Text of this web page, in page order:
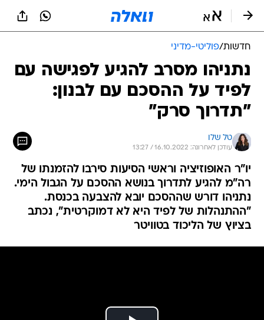
חדשות/פוליטי-מדיני
נתניהו מסרב להגיע לפגישה עם
לפיד על ההסכם עם לבנון:
"תדרוך סרק"
טל שלו
עודכן לאחרונה: 16.10.2022 / 13:27
יו"ר האופוזיציה וראשי הסיעות סירבו להזמנתו של
רה"מ להגיע לתדרוך בנושא ההסכם על הגבול הימי.
נתניהו דורש שההסכם יובא להצבעה בכנסת.
"ההתנהלות של לפיד היא לא דמוקרטית", נכתב
בציוץ של הליכוד בטוויטר